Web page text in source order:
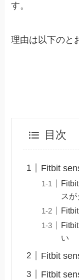
す。
理由は以下のと
目次
Fitbit
スが
い
Fitbit
Fitbit